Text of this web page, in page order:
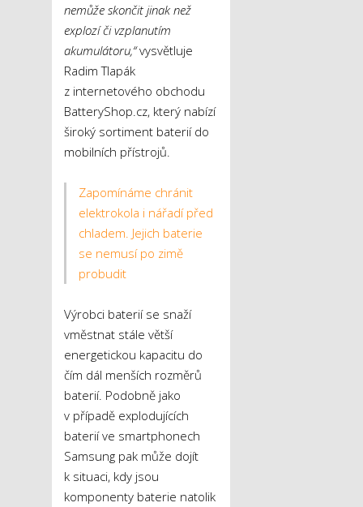
nemůže skončit jinak než
explozí či vzplanutím
akumulátoru,“vysvětluje
Radim Tlapák
z internetového obchodu
BatteryShop.cz, který nabízí
široký sortiment baterií do
mobilních přístrojů.
Zapomínáme chránit
elektrokola i nářadí před
chladem. Jejich baterie
se nemusí po zimě
probudit
Výrobci baterií se snaží
vměstnat stále větší
energetickou kapacitu do
čím dál menších rozměrů
baterií. Podobně jako
v případě explodujících
baterií ve smartphonech
Samsung pak může dojít
k situaci, kdy jsou
komponenty baterie natolik